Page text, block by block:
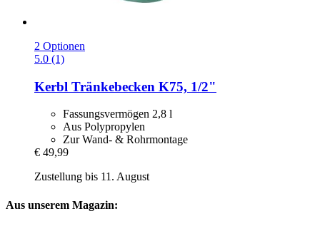
2 Optionen
5.0 (1)
Kerbl Tränkebecken K75, 1/2"
Fassungsvermögen 2,8 l
Aus Polypropylen
Zur Wand- & Rohrmontage
€ 49,99
Zustellung bis 11. August
Aus unserem Magazin: